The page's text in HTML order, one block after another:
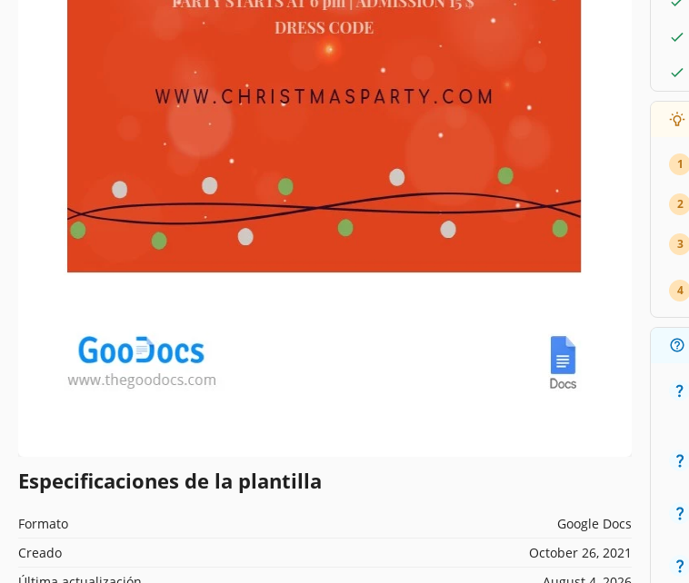
Especificaciones de la plantilla
Formato
Google Docs
Creado
October 26, 2021
1
2
3
4